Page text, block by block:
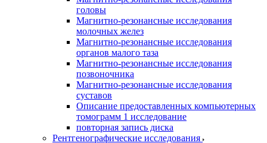
головы
Магнитно-резонансные исследования
молочных желез
Магнитно-резонансные исследования
органов малого таза
Магнитно-резонансные исследования
позвоночника
Магнитно-резонансные исследования
суставов
Описание предоставленных компьютерных
томограмм 1 исследование
повторная запись диска
Рентгенографические исследования